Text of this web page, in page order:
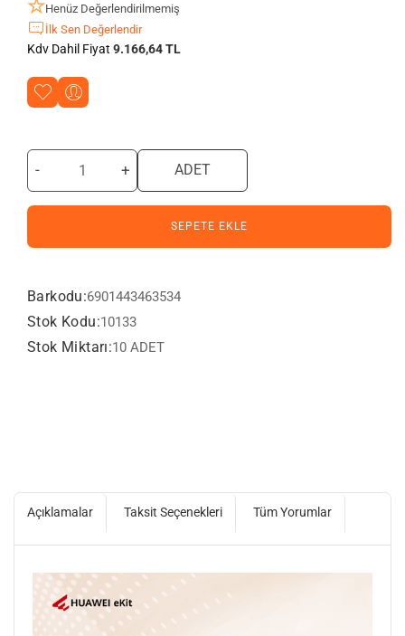
Henüz Değerlendirilmemiş
İlk Sen Değerlendir
Kdv Dahil Fiyat 9.166,64 TL
- + ADET
SEPETE EKLE
Barkodu:6901443463534
Stok Kodu:10133
Stok Miktarı:10 ADET
Açıklamalar Taksit Seçenekleri Tüm Yorumlar